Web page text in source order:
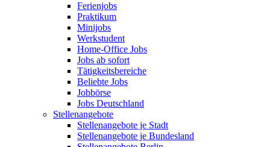
Ferienjobs
Praktikum
Minijobs
Werkstudent
Home-Office Jobs
Jobs ab sofort
Tätigkeitsbereiche
Beliebte Jobs
Jobbörse
Jobs Deutschland
Stellenangebote
Stellenangebote je Stadt
Stellenangebote je Bundesland